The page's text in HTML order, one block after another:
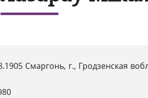
Смаргонь, г., Гродзенская